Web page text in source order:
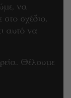
να
σχέδιο,
αυτό να
Θέλουμε